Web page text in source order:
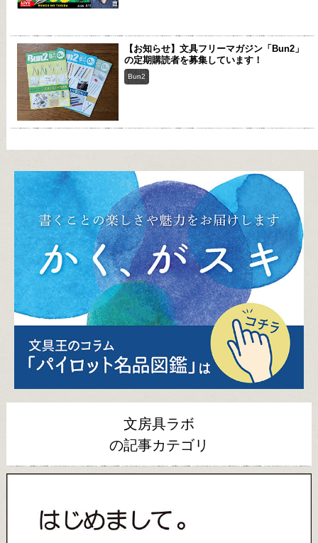
【お知らせ】文具フリーマガジン「Bun2」
の定期購読者を募集しています！
Bun2
文房具ラボ
の記事カテゴリ